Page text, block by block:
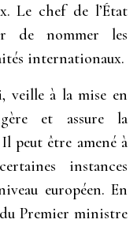
Le chef de l’État
de nommer les
internationaux.
veille à la mise en
et assure la
peut être amené à
instances
européen. En
Premier ministre